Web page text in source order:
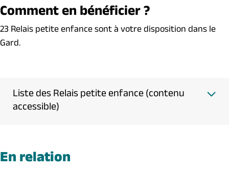
Comment en bénéficier ?
23 Relais petite enfance sont à votre disposition dans le
Gard.
Liste des Relais petite enfance (contenu
accessible)
En relation